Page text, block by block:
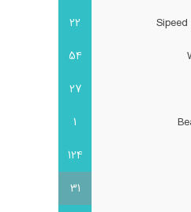
22
54
27
1
124
31